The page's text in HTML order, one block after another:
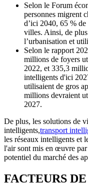
Selon le Forum
personnes migrent
d’ici 2040, 65 %
villes. Ainsi, de
l’urbanisation et
Selon le rapport
millions de foyers
2022, et 335,3
intelligents d'ici
utilisaient de gros
millions devraient
2027.
De plus, les solutions de
intelligents,transport
les réseaux intelligents et
l'air sont mis en œuvre par
potentiel du marché des
FACTEURS